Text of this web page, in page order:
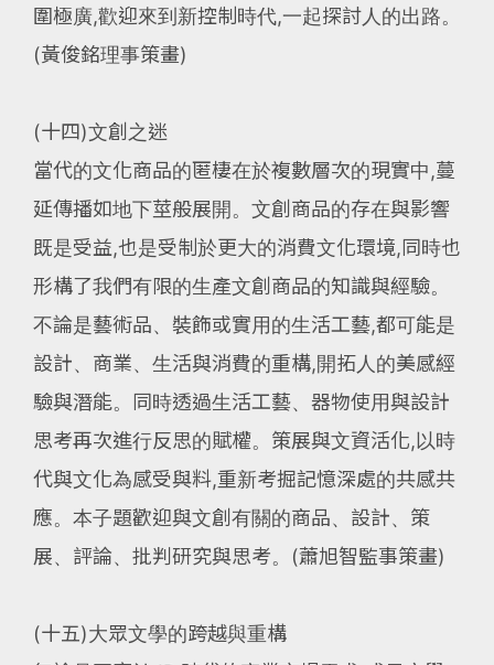
圍極廣,歡迎來到新控制時代,一起探討人的出路。
(黃俊銘理事策畫)
(十四)文創之迷
當代的文化商品的匿棲在於複數層次的現實中,蔓
延傳播如地下莖般展開。文創商品的存在與影響
既是受益,也是受制於更大的消費文化環境,同時也
形構了我們有限的生產文創商品的知識與經驗。
不論是藝術品、裝飾或實用的生活工藝,都可能是
設計、商業、生活與消費的重構,開拓人的美感經
驗與潛能。同時透過生活工藝、器物使用與設計
思考再次進行反思的賦權。策展與文資活化,以時
代與文化為感受與料,重新考掘記憶深處的共感共
應。本子題歡迎與文創有關的商品、設計、策
展、評論、批判研究與思考。(蕭旭智監事策畫)
(十五)大眾文學的跨越與重構